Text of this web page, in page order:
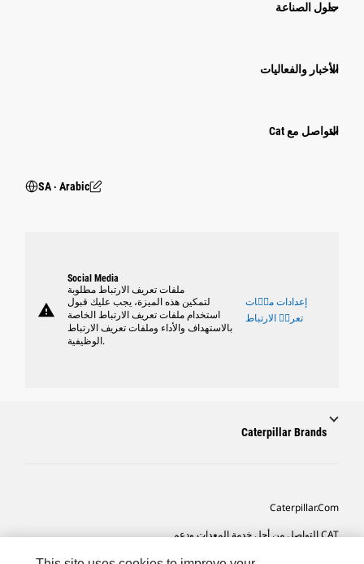
حلول الصناعة
الأخبار والفعاليات
التواصل مع Cat
SA ‧ Arabic
warning
Social Media
ملفات تعريف الارتباط مطلوبة
لتمكين هذه الميزة، يجب عليك قبول
استخدام ملفات تعريف الارتباط الخاصة
بالاستهداف والأداء وملفات تعريف الارتباط
الوظيفية.
إعدادات ملٝات
تعريٝ الارتباط
Caterpillar Brands
Caterpillar.com
CAT التواصل من أجل خدمة المعدات ودعم
تفضيلات التسويق الخاصة بي